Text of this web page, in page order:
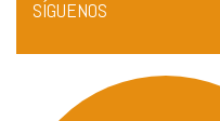
SÍGUENOS